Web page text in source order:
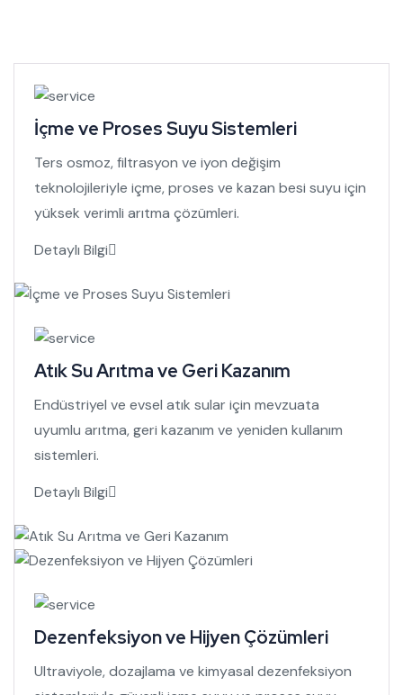
İçme ve Proses Suyu Sistemleri
Ters osmoz, filtrasyon ve iyon değişim
teknolojileriyle içme, proses ve kazan besi suyu için
yüksek verimli arıtma çözümleri.
Detaylı Bilgi
Atık Su Arıtma ve Geri Kazanım
Endüstriyel ve evsel atık sular için mevzuata
uyumlu arıtma, geri kazanım ve yeniden kullanım
sistemleri.
Detaylı Bilgi
Dezenfeksiyon ve Hijyen Çözümleri
Ultraviyole, dozajlama ve kimyasal dezenfeksiyon